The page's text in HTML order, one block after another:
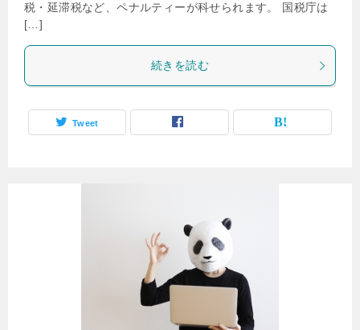
税・延滞税など、ペナルティーが科せられます。 国税庁は
[…]
続きを読む
Tweet